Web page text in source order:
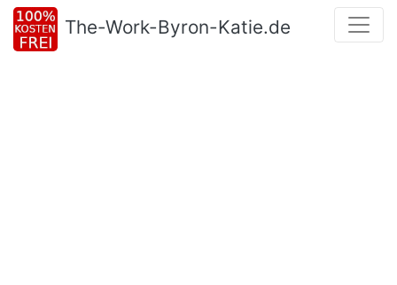
The-Work-Byron-Katie.de